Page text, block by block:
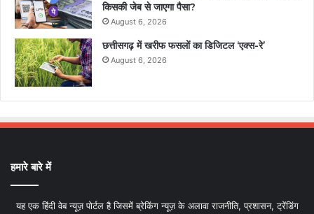
किसकी जेब से जाएगा पैसा?
August 6, 2026
छत्तीसगढ़ में खरीफ फसलों का डिजिटल ‘एक्स-रे’
August 6, 2026
हमारे बारे में
यह एक हिंदी वेब न्यूज़ पोर्टल है जिसमें ब्रेकिंग न्यूज़ के अलावा राजनीति, प्रशासन, ट्रेंडिंग